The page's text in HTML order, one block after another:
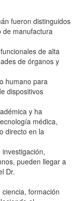
fueron distinguidos
de manufactura
de alta
de órganos y
humano para
dispositivos
y ha
médica,
directo en la
pueden llegar a
Dr.
formación